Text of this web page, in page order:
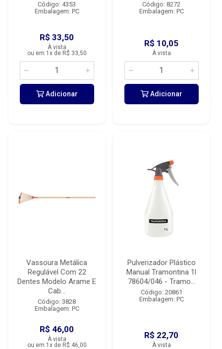
Código: 4353
Embalagem: PC
R$ 33,50
À vista
ou em 1x de R$ 33,50
Adicionar
Código: 8272
Embalagem: PC
R$ 10,05
À vista
Adicionar
Vassoura Metálica
Regulável Com 22
Dentes Modelo Arame E
Cab...
Código: 3828
Embalagem: PC
R$ 46,00
À vista
ou em 1x de R$ 46,00
Pulverizador Plástico
Manual Tramontina 1l
78604/046 - Tramo...
Código: 20861
Embalagem: PC
R$ 22,70
À vista